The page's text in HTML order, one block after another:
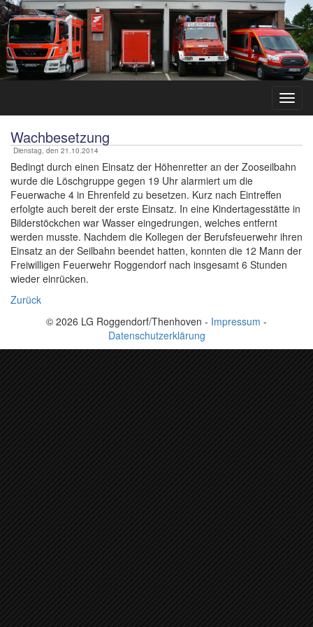
Wachbesetzung
Dienstag, den 21.10.2014
Bedingt durch einen Einsatz der Höhenretter an der Zooseilbahn
wurde die Löschgruppe gegen 19 Uhr alarmiert um die
Feuerwache 4 in Ehrenfeld zu besetzen. Kurz nach Eintreffen
erfolgte auch bereit der erste Einsatz. In eine Kindertagesstätte in
Bilderstöckchen war Wasser eingedrungen, welches entfernt
werden musste. Nachdem die Kollegen der Berufsfeuerwehr ihren
Einsatz an der Seilbahn beendet hatten, konnten die 12 Mann der
Freiwilligen Feuerwehr Roggendorf nach insgesamt 6 Stunden
wieder einrücken.
Zurück
© 2026 LG Roggendorf/Thenhoven - Impressum -
Datenschutzerklärung